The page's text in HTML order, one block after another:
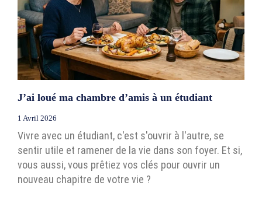
J’ai loué ma chambre d’amis à un étudiant
1 Avril 2026
Vivre avec un étudiant, c'est s'ouvrir à l'autre, se
sentir utile et ramener de la vie dans son foyer. Et si,
vous aussi, vous prêtiez vos clés pour ouvrir un
nouveau chapitre de votre vie ?